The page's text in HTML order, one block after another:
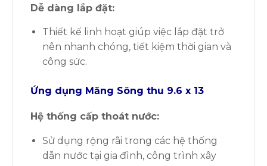
Dễ dàng lắp đặt:
Thiết kế linh hoạt giúp việc lắp đặt trở
nên nhanh chóng, tiết kiệm thời gian và
công sức.
Ứng dụng Măng Sông thu 9.6 x 13
Hệ thống cấp thoát nước:
Sử dụng rộng rãi trong các hệ thống
dẫn nước tại gia đình, công trình xây